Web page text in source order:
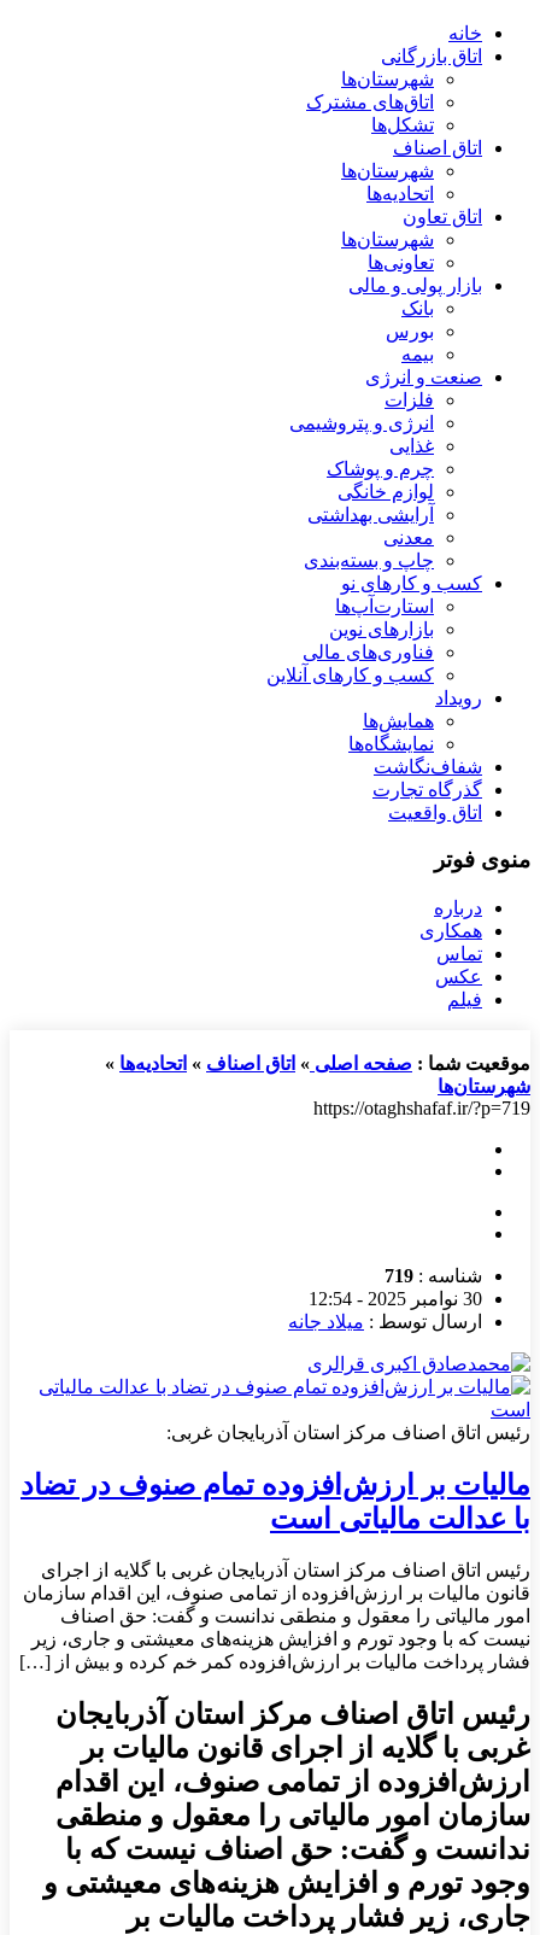
خانه
اتاق بازرگانی
شهرستان‌ها
اتاق‌های مشترک
تشکل‌ها
اتاق اصناف
شهرستان‌ها
اتحادیه‌ها
اتاق تعاون
شهرستان‌ها
تعاونی‌ها
بازار پولی و مالی
بانک
بورس
بیمه
صنعت و انرژی
فلزات
انرژی و پتروشیمی
غذایی
چرم و پوشاک
لوازم خانگی
آرایشی بهداشتی
معدنی
چاپ و بسته‌بندی
کسب و کارهای نو
استارت‌آپ‌ها
بازارهای نوین
فناوری‌های مالی
کسب و کارهای آنلاین
رویداد
همایش‌ها
نمایشگاه‌ها
شفاف‌نگاشت
گذرگاه تجارت
اتاق واقعیت
منوی فوتر
درباره
همکاری
تماس
عکس
فیلم
موقعیت شما : صفحه اصلی » اتاق اصناف » اتحادیه‌ها »
شهرستان‌ها
https://otaghshafaf.ir/?p=719
شناسه : 719
30 نوامبر 2025 - 12:54
ارسال توسط : میلاد جانه
رئیس اتاق اصناف مرکز استان آذربایجان غربی:
مالیات بر ارزش‌افزوده تمام صنوف در تضاد
با عدالت مالیاتی است
رئیس اتاق اصناف مرکز استان آذربایجان غربی با گلایه از اجرای
قانون مالیات بر ارزش‌افزوده از تمامی صنوف، این اقدام سازمان
امور مالیاتی را معقول و منطقی ندانست و گفت: حق اصناف
نیست که با وجود تورم و افزایش هزینه‌های معیشتی و جاری، زیر
فشار پرداخت مالیات بر ارزش‌افزوده کمر خم کرده و بیش از […]
رئیس اتاق اصناف مرکز استان آذربایجان
غربی با گلایه از اجرای قانون مالیات بر
ارزش‌افزوده از تمامی صنوف، این اقدام
سازمان امور مالیاتی را معقول و منطقی
ندانست و گفت: حق اصناف نیست که با
وجود تورم و افزایش هزینه‌های معیشتی و
جاری، زیر فشار پرداخت مالیات بر